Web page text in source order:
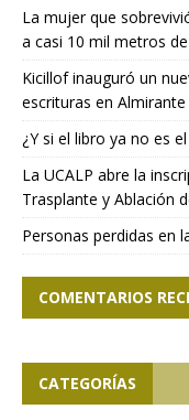
La mujer que
a casi 10 mil metros
Kicillof inauguró un
escrituras en
¿Y si el libro ya no es
La UCALP abre la
Trasplante y Ablación
Personas perdidas en
COMENTARIOS
CATEGORÍAS